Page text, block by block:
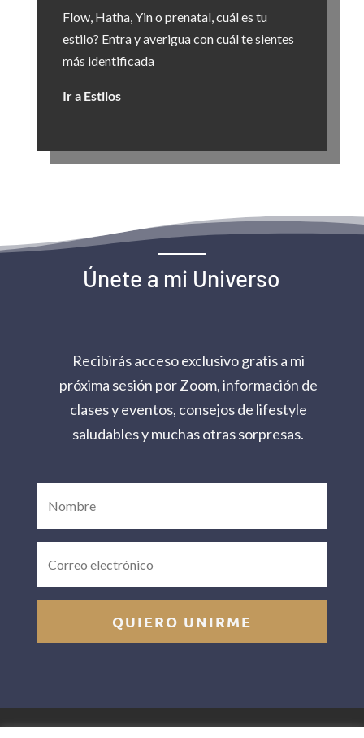
Flow, Hatha, Yin o prenatal, cuál es tu
estilo? Entra y averigua con cuál te sientes
más identificada
Ir a Estilos
Únete a mi Universo
Recibirás acceso exclusivo gratis a mi
próxima sesión por Zoom, información de
clases y eventos, consejos de lifestyle
saludables y muchas otras sorpresas.
QUIERO UNIRME